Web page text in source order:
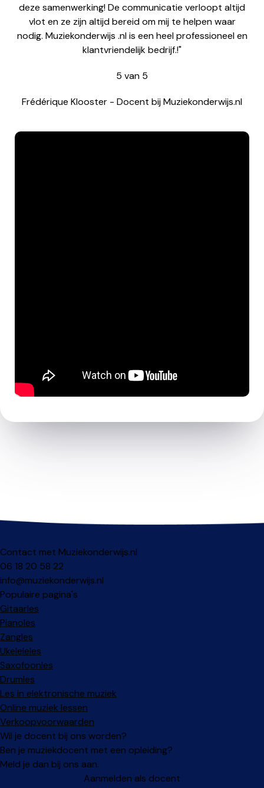
deze samenwerking! De communicatie verloopt altijd
vlot en ze zijn altijd bereid om mij te helpen waar
nodig. Muziekonderwijs .nl is een heel professioneel en
klantvriendelijk bedrijf.!"
5 van 5
Frédérique Klooster - Docent bij Muziekonderwijs.nl
Contact met Muziekonderwijs.nl
06 18 20 58 22
info@muziekonderwijs.nl
Populaire pagina's
Gitaarles
Pianoles
Zangles
Ukeleleles
Saxofoonles
Drumles
Les in elektronische muziek
Online muziek lessen
Verkoopvoorwaarden
Wil je docent bij ons worden?
Ben je muziekdocent met een opleiding?
Meld je dan bij ons aan.
Aanmelden als docent